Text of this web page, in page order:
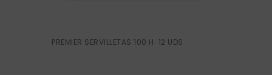
PREMIER SERVILLETAS 100 H 12 UDS